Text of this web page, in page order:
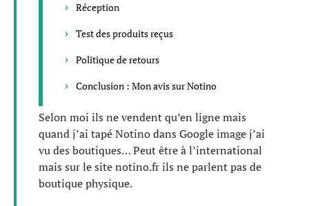
Réception
Test des produits reçus
Politique de retours
Conclusion : Mon avis sur Notino
Selon moi ils ne vendent qu’en ligne mais
quand j’ai tapé Notino dans Google image j’ai
vu des boutiques… Peut être à l’international
mais sur le site notino.fr ils ne parlent pas de
boutique physique.